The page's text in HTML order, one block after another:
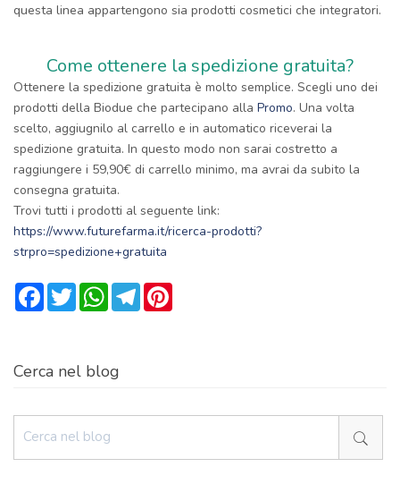
Cerca nel blog
questa linea appartengono sia prodotti cosmetici che integratori.
Come ottenere la spedizione gratuita?
Ottenere la spedizione gratuita è molto semplice. Scegli uno dei
prodotti della Biodue che partecipano alla Promo. Una volta
scelto, aggiugnilo al carrello e in automatico riceverai la
spedizione gratuita. In questo modo non sarai costretto a
raggiungere i 59,90€ di carrello minimo, ma avrai da subito la
consegna gratuita.
Trovi tutti i prodotti al seguente link:
https://www.futurefarma.it/ricerca-prodotti?
strpro=spedizione+gratuita
FacebookTwitterWhatsApp
Telegram